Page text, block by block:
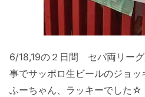
6/18,19の２日間 セパ両リーグ
事でサッポロ生ビールのジョッ
ふーちゃん、ラッキーでした☆